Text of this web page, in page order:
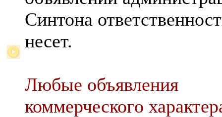
Синтона
несет.
Любые объявления
коммерческого